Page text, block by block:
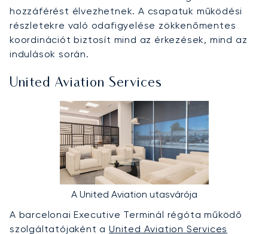
hozzáférést élvezhetnek. A csapatuk működési
részletekre való odafigyelése zökkenőmentes
koordinációt biztosít mind az érkezések, mind az
indulások során.
United Aviation Services
A United Aviation utasvárója
A barcelonai Executive Terminál régóta működő
szolgáltatójaként aUnited Aviation Services